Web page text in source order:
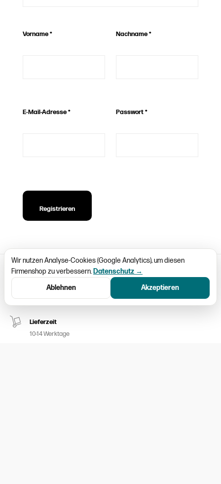
Vorname* Nachname*
E-Mail-Adresse* Passwort*
Registrieren
Schweizweiter Versand
Paketversand CHF 9.50
Lieferzeit
10-14 Werktage
Wir nutzen Analyse-Cookies (Google Analytics), um diesen
Firmenshop zu verbessern. Datenschutz →
Ablehnen
Akzeptieren